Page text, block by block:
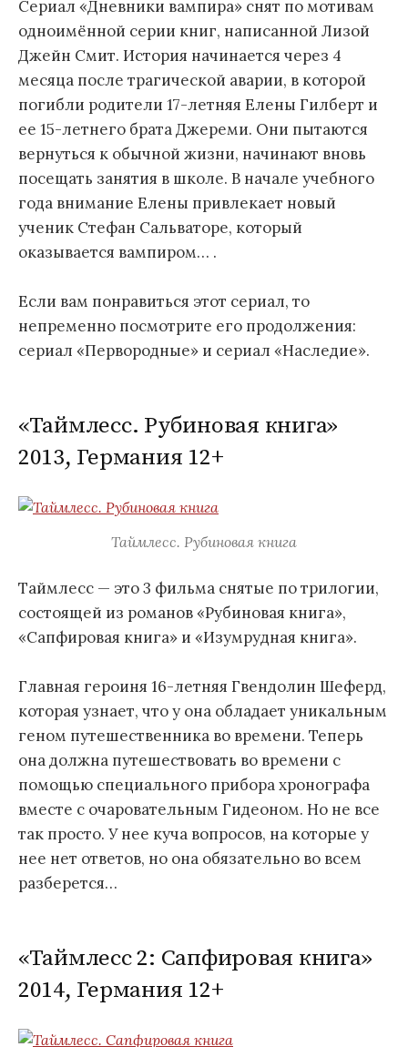
Сериал «Дневники вампира» снят по мотивам
одноимённой серии книг, написанной Лизой
Джейн Смит. История начинается через 4
месяца после трагической аварии, в которой
погибли родители 17-летняя Елены Гилберт и
ее 15-летнего брата Джереми. Они пытаются
вернуться к обычной жизни, начинают вновь
посещать занятия в школе. В начале учебного
года внимание Елены привлекает новый
ученик Стефан Сальваторе, который
оказывается вампиром… .
Если вам понравиться этот сериал, то
непременно посмотрите его продолжения:
сериал «Первородные» и сериал «Наследие».
«Таймлесс. Рубиновая книга»
2013, Германия 12+
Таймлесс. Рубиновая книга
Таймлесс — это 3 фильма снятые по трилогии,
состоящей из романов «Рубиновая книга»,
«Сапфировая книга» и «Изумрудная книга».
Главная героиня 16-летняя Гвендолин Шеферд,
которая узнает, что у она обладает уникальным
геном путешественника во времени. Теперь
она должна путешествовать во времени с
помощью специального прибора хронографа
вместе с очаровательным Гидеоном. Но не все
так просто. У нее куча вопросов, на которые у
нее нет ответов, но она обязательно во всем
разберется…
«Таймлесс 2: Сапфировая книга»
2014, Германия 12+